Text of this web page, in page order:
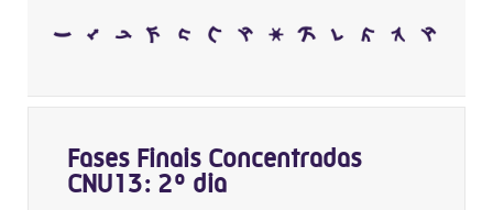
Fases Finais Concentradas
CNU13: 2º dia